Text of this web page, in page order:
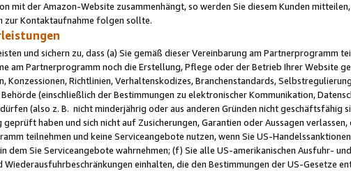
mit der Amazon-Website zusammenhängt, so werden Sie diesem Kunden
zur Kontaktaufnahme folgen sollte.
und sichern zu, dass (a) Sie gemäß dieser Vereinbarung am Partnerprogramm
am Partnerprogramm noch die Erstellung, Pflege oder der Betrieb Ihrer Website
Konzessionen, Richtlinien, Verhaltenskodizes, Branchenstandards,
(einschließlich der Bestimmungen zu elektronischer Kommunikation,
(also z. B. nicht minderjährig oder aus anderen Gründen nicht geschäftsfähig
haben und sich nicht auf Zusicherungen, Garantien oder Aussagen
teilnehmen und keine Serviceangebote nutzen, wenn Sie US-
dem Sie Serviceangebote wahrnehmen; (f) Sie alle US-amerikanischen Ausfuhr-
Wiederausfuhrbeschränkungen einhalten, die den Bestimmungen der US-Gesetze